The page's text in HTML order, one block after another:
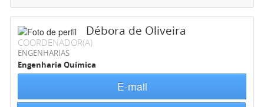
Débora de Oliveira
COORDENADOR(A)
ENGENHARIAS
Engenharia Química
E-mail